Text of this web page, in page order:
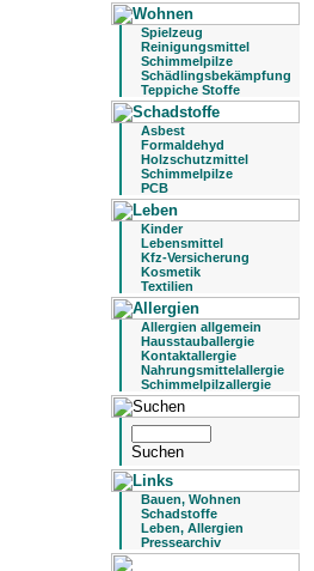
Spielzeug
Reinigungsmittel
Schimmelpilze
Schädlingsbekämpfung
Teppiche Stoffe
Asbest
Formaldehyd
Holzschutzmittel
Schimmelpilze
PCB
Kinder
Lebensmittel
Kfz-Versicherung
Kosmetik
Textilien
Allergien allgemein
Hausstauballergie
Kontaktallergie
Nahrungsmittelallergie
Schimmelpilzallergie
Bauen, Wohnen
Schadstoffe
Leben, Allergien
Pressearchiv